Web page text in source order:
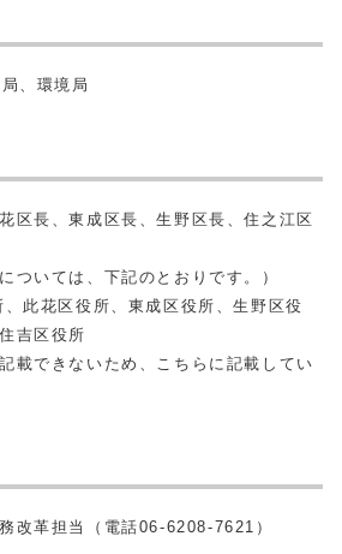
、環境局
区長、東成区長、生野区長、住之江区
ついては、下記のとおりです。）
此花区役所、東成区役所、生野区役
吉区役所
載できないため、こちらに記載してい
改革担当（電話06‐6208‐7621）